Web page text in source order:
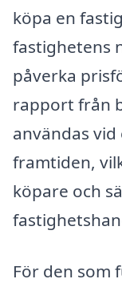
köpa en
fastighetens
påverka
rapport från
användas
framtiden,
köpare och
För den som